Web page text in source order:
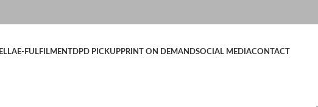
E-FULFILMENT DPD PICKUPPRINT ON DEMANDSOCIAL MEDIACONTACT